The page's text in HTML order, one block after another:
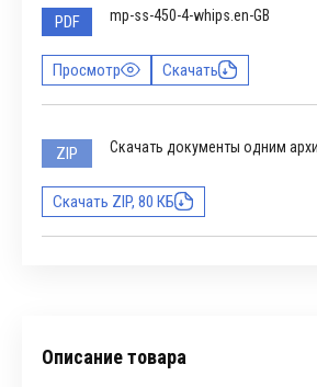
PDF mp-ss-450-4-whips.en-GB
Просмотр Скачать
ZIP Скачать документы одним
Скачать ZIP, 80 КБ
Описание товара